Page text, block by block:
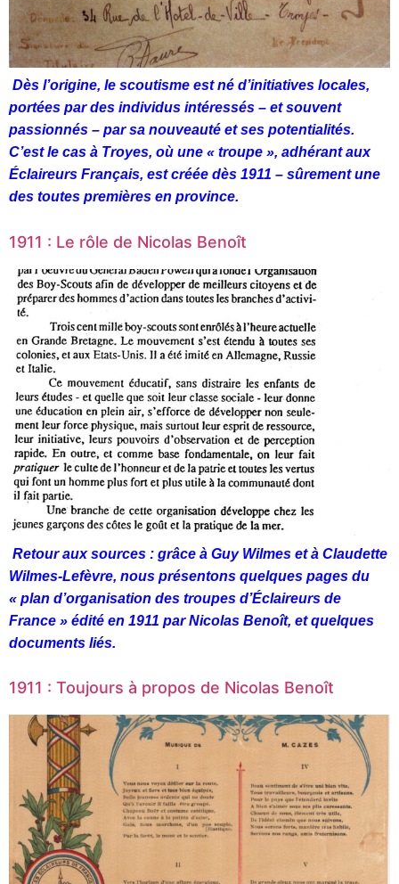
Dès l’origine, le scoutisme est né d’initiatives locales,
portées par des individus intéressés – et souvent
passionnés – par sa nouveauté et ses potentialités.
C’est le cas à Troyes, où une « troupe », adhérant aux
Éclaireurs Français, est créée dès 1911 – sûrement une
des toutes premières en province.
1911 : Le rôle de Nicolas Benoît
Retour aux sources : grâce à Guy Wilmes et à Claudette
Wilmes-Lefèvre, nous présentons quelques pages du
« plan d’organisation des troupes d’Éclaireurs de
France » édité en 1911 par Nicolas Benoît, et quelques
documents liés.
1911 : Toujours à propos de Nicolas Benoît